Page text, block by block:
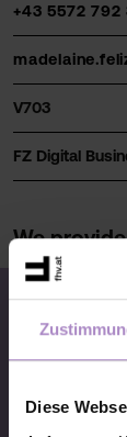
Diese
+43 5572 792
V703
FZ Digital
We